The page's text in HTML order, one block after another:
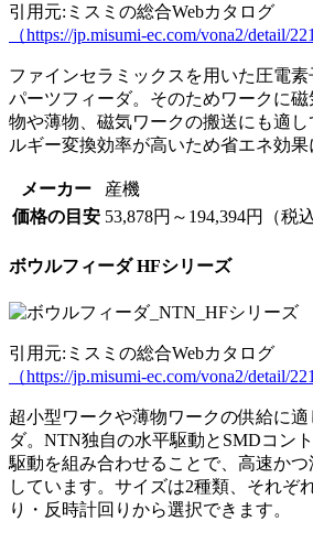
引用元:ミスミの総合Webカタログ
（https://jp.misumi-ec.com/vona2/detail/
ファインセラミックスを用いた圧電
パーツフィーダ。そのためワークに
物や薄物、磁気ワークの搬送にも適
ルギー変換効率が高いため省エネ効果
メーカー
産機
価格の目安 53,878円～194,394円（税込
ボウルフィーダ HFシリーズ
引用元:ミスミの総合Webカタログ
（https://jp.misumi-ec.com/vona2/detail/
超小型ワークや薄物ワークの供給に
ダ。NTN独自の水平駆動とSMDコン
駆動を組み合わせることで、高速か
しています。サイズは2種類、それぞ
り・反時計回りから選択できます。